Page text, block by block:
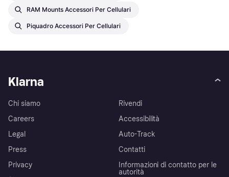
RAM Mounts Accessori Per Cellulari
Piquadro Accessori Per Cellulari
Klarna
Chi siamo
Careers
Legal
Press
Privacy
Rivendi
Accessibilità
Auto-Track
Contatti
Informazioni di contatto per le
autorità